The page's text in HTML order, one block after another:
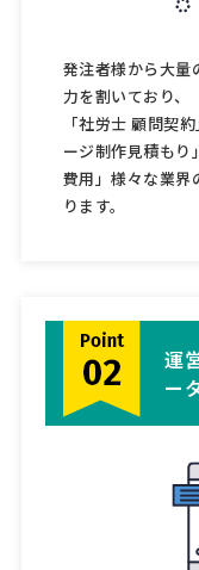
発注者様から大量
力を割いており、
「社労士 顧問契
ージ制作見積もり
費用」様々な業界
ります。
運
ー